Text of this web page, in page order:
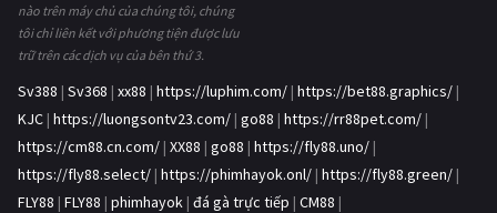
nào trên máy chủ của chúng tôi, chúng
tôi chỉ liên kết với phương tiện được lưu
trữ trên các dịch vụ của bên thứ 3.
Sv388 | Sv368 | xx88 | https://luphim.com/ | https://bet88.graphics/ |
KJC | https://luongsontv23.com/ | go88 | https://rr88pet.com/ |
https://cm88.cn.com/ | XX88 | go88 | https://fly88.uno/ |
https://fly88.select/ | https://phimhayok.onl/ | https://fly88.green/ |
FLY88 | FLY88 | phimhayok | đá gà trực tiếp | CM88 |